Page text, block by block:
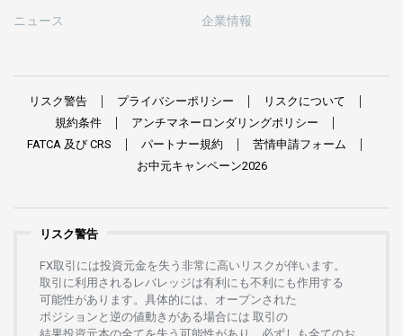
ニュース
企業情報
リスク警告 プライバシーポリシー
リスクについて
規約条件
アンチマネーロンダリングポリシー
FATCA 及び CRS パートナー規約 苦情申請フォーム
お中元キャンペーン2026
リスク警告
FX取引には投資元金を失う 非常に高い リスクが伴います。
取引に利用さ れる レバレッジは有利にも不利にも作用する
可能性があります。 具体的には、 オープンさ れた
ポジションと 逆の値動きがある場合には 取引の